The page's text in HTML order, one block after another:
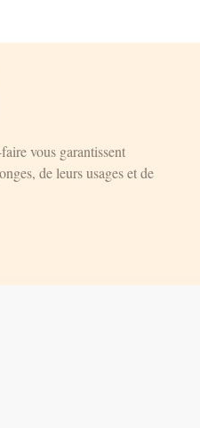
vous garantissent
de leurs usages et de